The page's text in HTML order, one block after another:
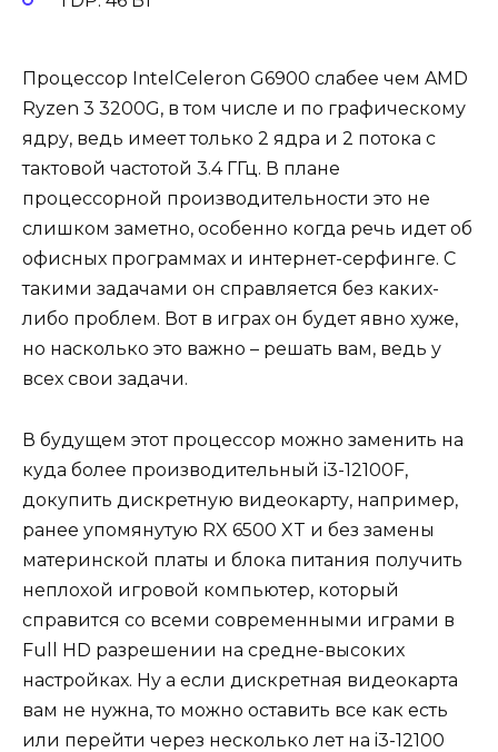
Процессор IntelCeleron G6900 слабее чем AMD
Ryzen 3 3200G, в том числе и по графическому
ядру, ведь имеет только 2 ядра и 2 потока с
тактовой частотой 3.4 ГГц. В плане
процессорной производительности это не
слишком заметно, особенно когда речь идет об
офисных программах и интернет-серфинге. С
такими задачами он справляется без каких-
либо проблем. Вот в играх он будет явно хуже,
но насколько это важно – решать вам, ведь у
всех свои задачи.
В будущем этот процессор можно заменить на
куда более производительный i3-12100F,
докупить дискретную видеокарту, например,
ранее упомянутую RX 6500 XT и без замены
материнской платы и блока питания получить
неплохой игровой компьютер, который
справится со всеми современными играми в
Full HD разрешении на средне-высоких
настройках. Ну а если дискретная видеокарта
вам не нужна, то можно оставить все как есть
или перейти через несколько лет на i3-12100